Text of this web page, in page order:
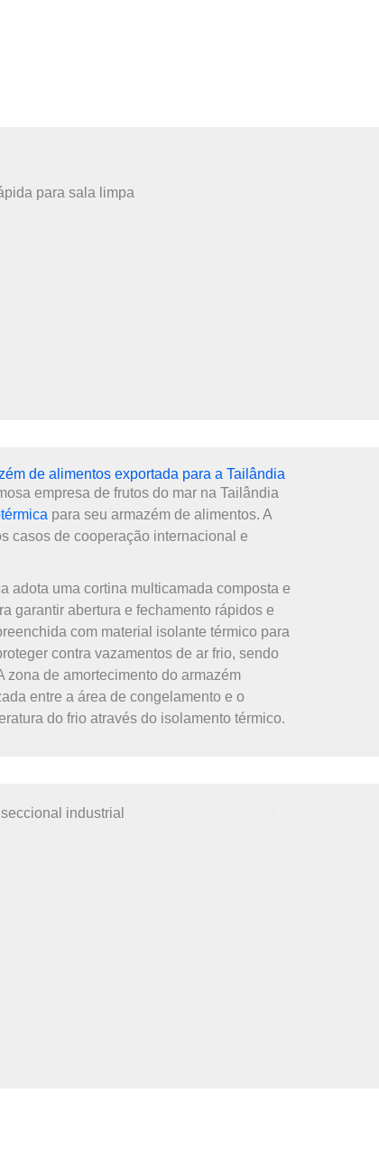
de alimentos exportada para a Tailândia
empresa de frutos do mar na Tailândia
para seu armazém de alimentos. A
casos de cooperação internacional e
adota uma cortina multicamada composta e
garantir abertura e fechamento rápidos e
com material isolante térmico para
contra vazamentos de ar frio, sendo
zona de amortecimento do armazém
entre a área de congelamento e o
do frio através do isolamento térmico.